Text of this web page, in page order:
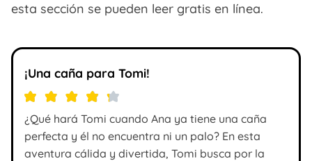
esta sección se pueden leer gratis en línea.
¡Una caña para Tomi!
¿Qué hará Tomi cuando Ana ya tiene una caña
perfecta y él no encuentra ni un palo? En esta
aventura cálida y divertida, Tomi busca por la